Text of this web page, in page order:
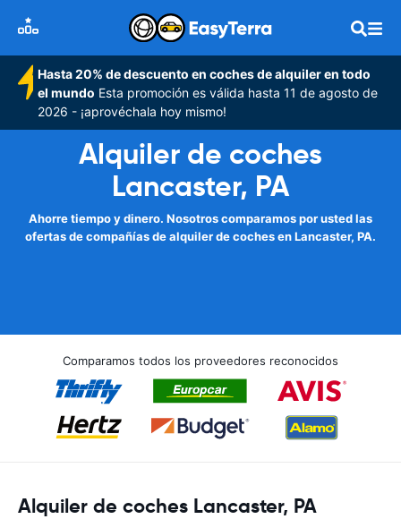
Hasta 20% de descuento en coches de alquiler en todo
el mundo Esta promoción es válida hasta 11 de agosto de
2026 - ¡aprovéchala hoy mismo!
Alquiler de coches
Lancaster, PA
Ahorre tiempo y dinero. Nosotros comparamos por usted las
ofertas de compañías de alquiler de coches en Lancaster, PA.
Comparamos todos los proveedores reconocidos
Alquiler de coches Lancaster, PA